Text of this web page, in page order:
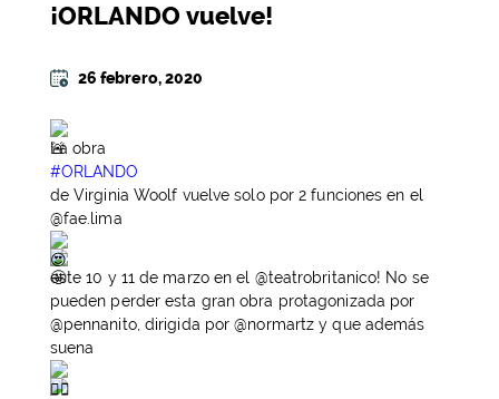
¡ORLANDO vuelve!
26 febrero, 2020
La obra
#ORLANDO
de Virginia Woolf vuelve solo por 2 funciones en el
@fae.lima
este 10 y 11 de marzo en el @teatrobritanico! No se
pueden perder esta gran obra protagonizada por
@pennanito, dirigida por @normartz y que además
suena